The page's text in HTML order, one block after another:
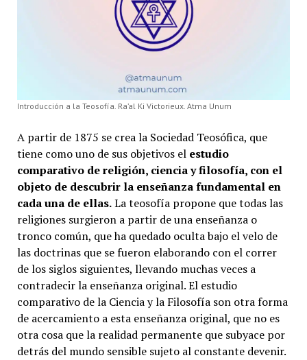
Introducción a la Teosofía. Ra’al Ki Victorieux. Atma Unum
A partir de 1875 se crea la Sociedad Teosófica, que
tiene como uno de sus objetivos el estudio
comparativo de religión, ciencia y filosofía, con el
objeto de descubrir la enseñanza fundamental en
cada una de ellas.La teosofía propone que todas las
religiones surgieron a partir de una enseñanza o
tronco común, que ha quedado oculta bajo el velo de
las doctrinas que se fueron elaborando con el correr
de los siglos siguientes, llevando muchas veces a
contradecir la enseñanza original. El estudio
comparativo de la Ciencia y la Filosofía son otra forma
de acercamiento a esta enseñanza original, que no es
otra cosa que la realidad permanente que subyace por
detrás del mundo sensible sujeto al constante devenir.